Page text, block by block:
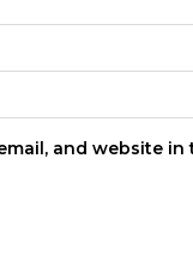
and website